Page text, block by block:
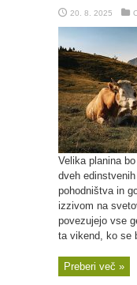
20. 8. 2025
Velika planina
dveh
pohodništva in
izzivom na
povezujejo vse
ta vikend, ko se
Preberi več »